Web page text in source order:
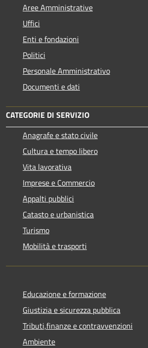
Aree Amministrative
Uffici
Enti e fondazioni
Politici
Personale Amministrativo
Documenti e dati
CATEGORIE DI SERVIZIO
Anagrafe e stato civile
Cultura e tempo libero
Vita lavorativa
Imprese e Commercio
Appalti pubblici
Catasto e urbanistica
Turismo
Mobilità e trasporti
Educazione e formazione
Giustizia e sicurezza pubblica
Tributi,finanze e contravvenzioni
Ambiente